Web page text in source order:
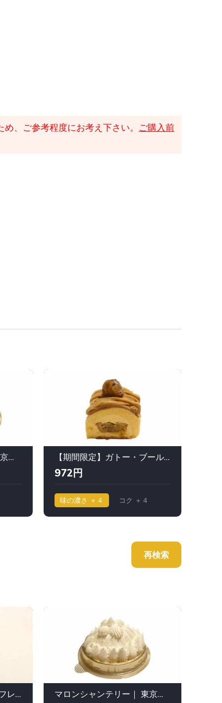
、ご参考程度にお考え下さい。 ご購入前
マロンシャンテリー｜ 東京會舘（とうきょうかいかん） 【期間限定】ガトー・ブール・モンブラン｜ノワドゥブール
972円
味の濃さ ＋４ コク ＋４
再検索
おぼろ雲 -おぼろぐも-（フレーズ・モンブラン）｜ HIBIKA（ひびか） マロンシャンテリー｜ 東京會舘（とうきょうかいかん）